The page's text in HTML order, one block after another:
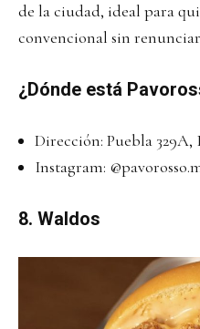
de la ciudad, ideal para
convencional sin
¿Dónde está
Dirección: Puebla
Instagram:
8. Waldos